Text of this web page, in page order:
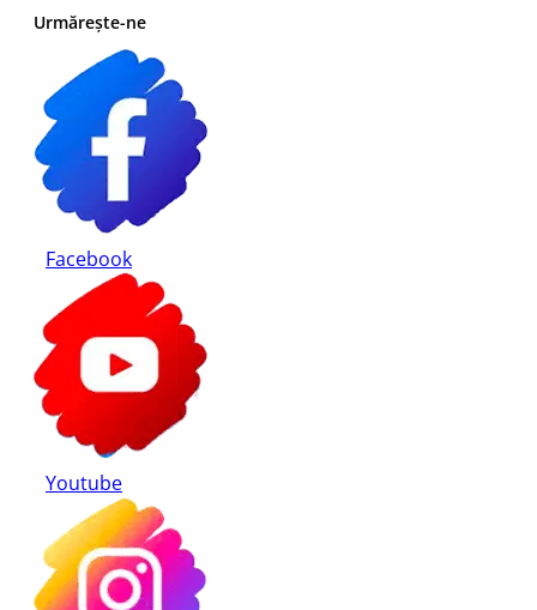
+4 0744 23 0000
Politica cookies
Cum comand
Modalități de plată
Retur produse
Urmărește-ne
Facebook
Youtube